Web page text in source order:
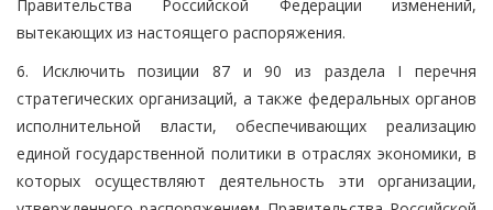
Правительства Российской Федерации изменений,
вытекающих из настоящего распоряжения.
6. Исключить позиции 87 и 90 из раздела I перечня
стратегических организаций, а также федеральных органов
исполнительной власти, обеспечивающих реализацию
единой государственной политики в отраслях экономики, в
которых осуществляют деятельность эти организации,